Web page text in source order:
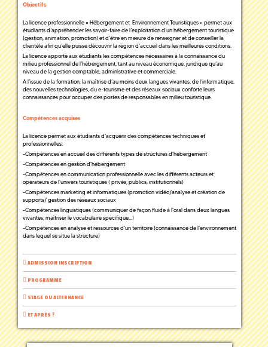
Objectifs
La licence professionnelle « Hébergement et Environnement Touristiques » permet aux
étudiants d’appréhender les savoir-faire de l’exploitation d’un hébergement touristique
(gestion, animation, promotion) et d’être en mesure de renseigner et de conseiller la
clientèle afin qu’elle puisse découvrir la région d’accueil dans les meilleures conditions.
La licence apporte aux étudiants les compétences nécessaires à la connaissance du
milieu professionnel de l’hébergement, tant au niveau économique, juridique qu’au
niveau de la gestion comptable, administrative et commerciale.
A l’issue de la formation, la maîtrise d’au moins deux langues vivantes, de l’informatique,
des nouvelles technologies, du e-tourisme et des réseaux sociaux conforte leurs
connaissances pour occuper des postes de responsables en milieu touristique.
Compétences acquises
La licence permet aux étudiants d'acquérir des compétences techniques et
professionnelles:
-Compétences en accueil des différents types de structures d'hébergement
-Compétences en gestion d'hébergement
-Compétences en communication professionnelle avec les différents acteurs et
opérateurs de l'univers touristiques ( privés, publics, institutionnels)
-Compétences marketing et informatiques (promotion vidéo/analyse et création de
supports/ gestion des réseaux sociaux
-Compétences linguistiques (communiquer de façon fluide à l'oral dans deux langues
vivantes, maîtriser le vocabulaire spécifique...)
-Compétences en analyse et ressources d'un territoire (connaissance de l'environnement
dans lequel se situe la structure)
ADMISSION INSCRIPTION
PROGRAMME
STAGE OU ALTERNANCE
ET APRÈS ?